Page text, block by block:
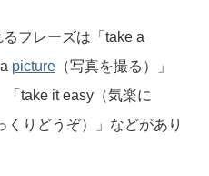
るフレーズは「take a
picture （写真を撮る）」
「take it easy（気楽に
くりどうぞ）」などがあり